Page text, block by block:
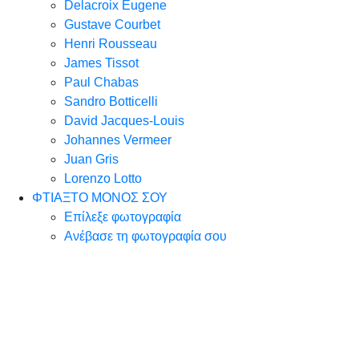
Delacroix Eugene
Gustave Courbet
Henri Rousseau
James Tissot
Paul Chabas
Sandro Botticelli
David Jacques-Louis
Johannes Vermeer
Juan Gris
Lorenzo Lotto
ΦΤΙΑΞΤΟ ΜΟΝΟΣ ΣΟΥ
Επίλεξε φωτογραφία
Ανέβασε τη φωτογραφία σου